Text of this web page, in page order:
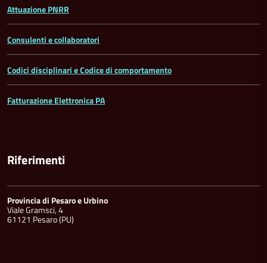
Attuazione PNRR
Consulenti e collaboratori
Codici disciplinari e Codice di comportamento
Fatturazione Elettronica PA
Riferimenti
Provincia di Pesaro e Urbino
Viale Gramsci, 4
61121 Pesaro (PU)